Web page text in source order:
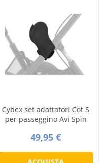
Cybex set adattatori Cot S
per passeggino Avi Spin
49,95 €